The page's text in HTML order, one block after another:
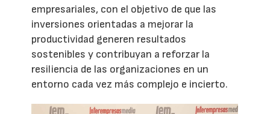
empresariales, con el objetivo de que las
inversiones orientadas a mejorar la
productividad generen resultados
sostenibles y contribuyan a reforzar la
resiliencia de las organizaciones en un
entorno cada vez más complejo e incierto.